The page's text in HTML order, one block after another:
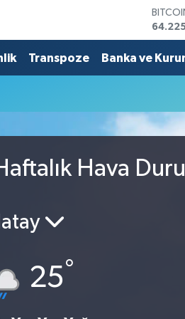
GRAM
13.799
Transpoze Banka ve
Hava
25°